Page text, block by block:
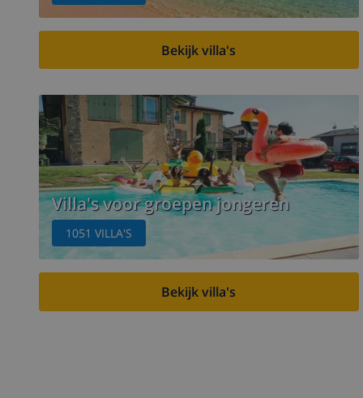
Bekijk villa's
Villa's voor groepen jongeren
1051 VILLA'S
Bekijk villa's